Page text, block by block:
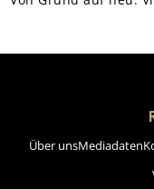
Über unsMediadaten